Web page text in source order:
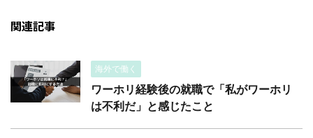
関連記事
海外で働く
ワーホリ経験後の就職で「私がワーホリ
は不利だ」と感じたこと